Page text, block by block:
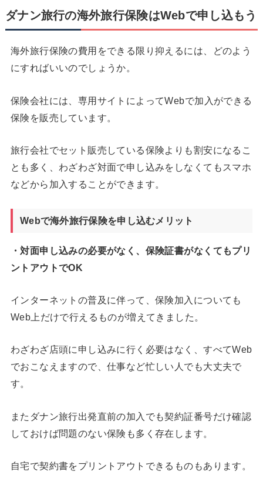
ダナン旅行の海外旅行保険はWebで申し込もう
海外旅行保険の費用をできる限り抑えるには、どのよう
にすればいいのでしょうか。
保険会社には、専用サイトによってWebで加入ができる
保険を販売しています。
旅行会社でセット販売している保険よりも割安になるこ
とも多く、わざわざ対面で申し込みをしなくてもスマホ
などから加入することができます。
Webで海外旅行保険を申し込むメリット
・対面申し込みの必要がなく、保険証書がなくてもプリ
ントアウトでOK
インターネットの普及に伴って、保険加入についても
Web上だけで行えるものが増えてきました。
わざわざ店頭に申し込みに行く必要はなく、すべてWeb
でおこなえますので、仕事など忙しい人でも大丈夫で
す。
またダナン旅行出発直前の加入でも契約証番号だけ確認
しておけば問題のない保険も多く存在します。
自宅で契約書をプリントアウトできるものもあります。